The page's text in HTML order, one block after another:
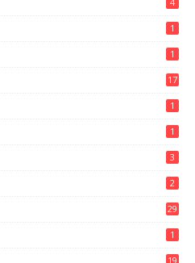
1
1
17
1
1
3
2
29
1
19